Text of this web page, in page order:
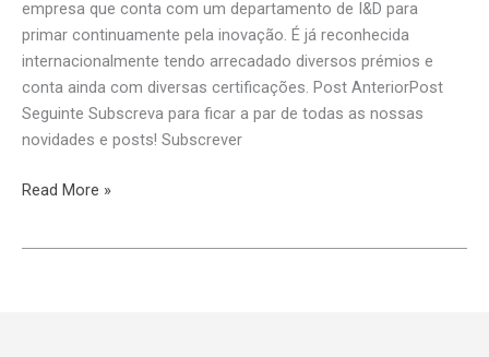
empresa que conta com um departamento de I&D para
primar continuamente pela inovação. É já reconhecida
internacionalmente tendo arrecadado diversos prémios e
conta ainda com diversas certificações. Post AnteriorPost
Seguinte Subscreva para ficar a par de todas as nossas
novidades e posts! Subscrever
Read More »